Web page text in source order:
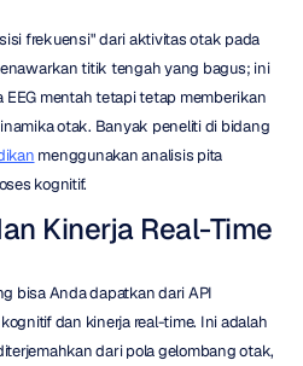
frekuensi" dari aktivitas otak pada
titik tengah yang bagus; ini
mentah tetapi tetap memberikan
menggunakan analisis pita
kognitif.
Kinerja Real-Time
bisa Anda dapatkan dari API
dan kinerja real-time. Ini adalah
dari pola gelombang otak,